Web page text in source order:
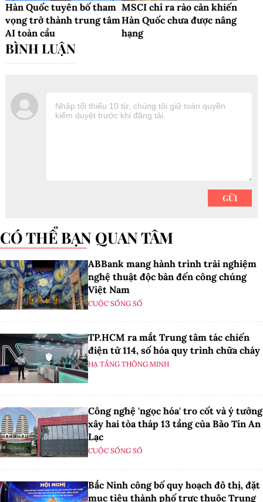
Hàn Quốc tuyên bố tham
vọng trở thành trung tâm
AI toàn cầu
MSCI chỉ ra rào cản khiến
Hàn Quốc chưa được nâng
hạng
CÓ THỂ BẠN QUAN TÂM
ABBank mang hành trình trải nghiệm
nghệ thuật độc bản đến công chúng
Việt Nam
CUỘC SỐNG SỐ
TP.HCM ra mắt Trung tâm tác chiến
điện tử 114, số hóa quy trình chữa cháy
HẠ TẦNG THÔNG MINH
Công nghệ 'ngọc hóa' tro cốt và ý tưởng
xây hai tòa tháp 13 tầng của Bảo Tín An
Lạc
CUỘC SỐNG SỐ
Bắc Ninh công bố quy hoạch đô thị, đặt
mục tiêu thành phố trực thuộc Trung